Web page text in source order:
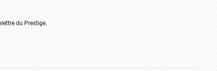
du Prestige.